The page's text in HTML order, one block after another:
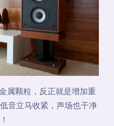
属颗粒，反正就是增加重
音立马收紧，声场也干净